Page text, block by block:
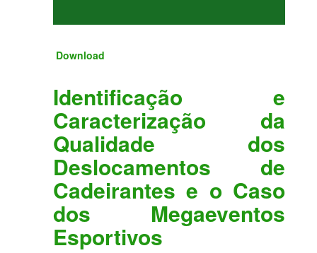
Download
Identificação e
Caracterização da
Qualidade dos
Deslocamentos de
Cadeirantes e o Caso
dos Megaeventos
Esportivos